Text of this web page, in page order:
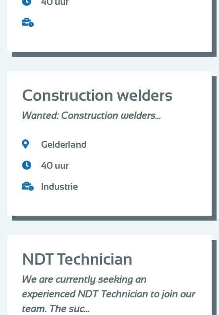
Construction welders
Wanted: Construction welders...
Gelderland
40 uur
Industrie
NDT Technician
We are currently seeking an
experienced NDT Technician to join our
team. The suc...